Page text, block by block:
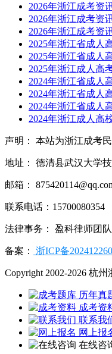
2026年浙江成考资
2026年浙江成考资
2026年浙江成考资
2025年浙江省成人
2025年浙江省成人
2025年浙江成人高
2024年浙江省成人
2024年浙江省成人
2024年浙江省成人
2024年浙江成人高
声明： 本站为浙江成考
地址： 德清县武汉大学
邮箱：
联系电话：15700080354
法律事务： 盈科律师团队
备案： 浙ICP备
Copyright 2002-2026 杭
历年真
成考资
联系我
网上报
在线咨